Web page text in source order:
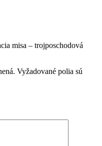
misa – trojposchodová
Vyžadované polia sú